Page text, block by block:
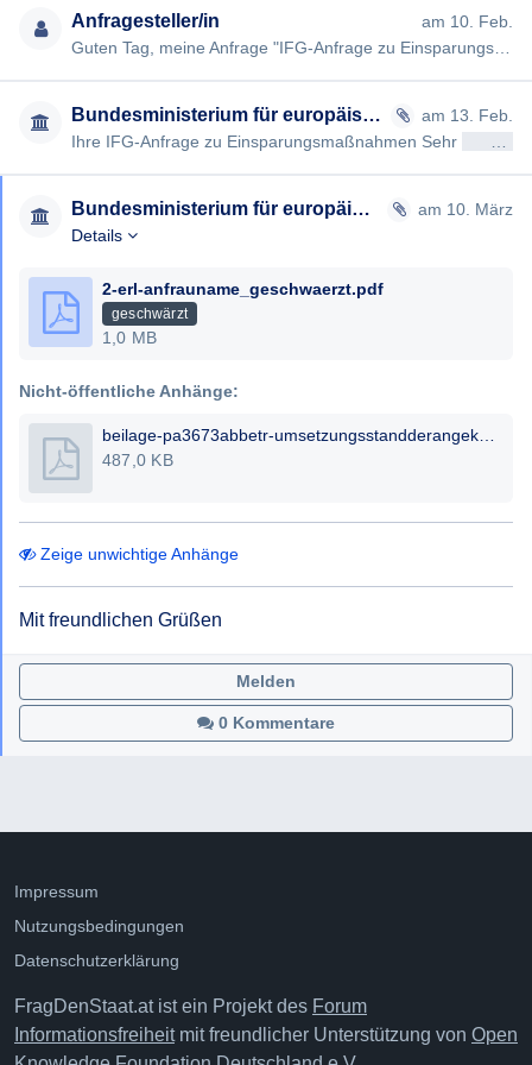
8. Sind für das Jahr 2026 weitere Einsparungsmaßnahmen
•Falls ja, in welchen Bereichen?
Ich danke Ihnen im Voraus für die Bearbeitung meiner
Sinne des § 8 IFG.
Anfragesteller/in
am 10. Feb.
Bundesministerium für europäische und internationale Angelegenheiten
am 13. Feb.
Ihre IFG-Anfrage zu Einsparungsmaßnahmen Sehr
Bundesministerium für europäische und internationale Angelegenheiten
am 10. März
Details
2-erl-anfrauname_geschwaerzt.pdf
geschwärzt
1,0 MB
Nicht-öffentliche Anhänge:
beilage-pa3673abbetr-umsetzungsstandderangekndigteneinsparungenaufministerienebene.pdf
487,0 KB
Zeige unwichtige Anhänge
Mit freundlichen Grüßen
0 Kommentare
Melden
Impressum
Nutzungsbedingungen
Datenschutzerklärung
FragDenStaat.at ist ein Projekt des Forum
Informationsfreiheitmit freundlicher Unterstützung von Open